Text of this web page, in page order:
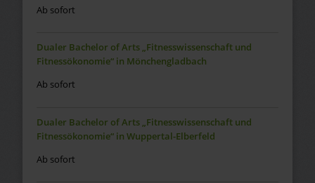
Ab sofort
Dualer Bachelor of Arts „Fitnesswissenschaft und
Fitnessökonomie“ in Mönchengladbach
Ab sofort
Dualer Bachelor of Arts „Fitnesswissenschaft und
Fitnessökonomie“ in Wuppertal-Elberfeld
Ab sofort